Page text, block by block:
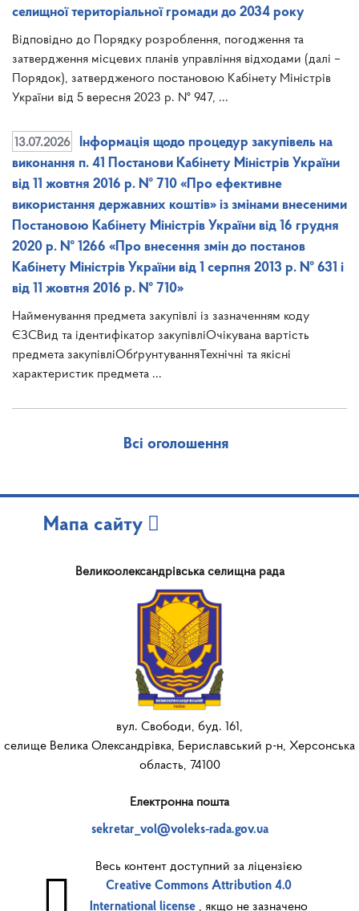
селищної територіальної громади до 2034 року
Відповідно до Порядку розроблення, погодження та
затвердження місцевих планів управління відходами (далі –
Порядок), затвердженого постановою Кабінету Міністрів
України від 5 вересня 2023 р. № 947, ...
13.07.2026
Інформація щодо процедур закупівель на
виконання п. 41 Постанови Кабінету Міністрів України
від 11 жовтня 2016 р. № 710 «Про ефективне
використання державних коштів» із змінами внесеними
Постановою Кабінету Міністрів України від 16 грудня
2020 р. № 1266 «Про внесення змін до постанов
Кабінету Міністрів України від 1 серпня 2013 р. № 631 і
від 11 жовтня 2016 р. № 710»
Найменування предмета закупівлі із зазначенням коду
ЄЗСВид та ідентифікатор закупівліОчікувана вартість
предмета закупівліОбґрунтуванняТехнічні та якісні
характеристик предмета ...
Всі оголошення
Мапа сайту
Великоолександрівська селищна рада
вул. Свободи, буд. 161,
селище Велика Олександрівка, Бериславський р-н, Херсонська
область, 74100
Електронна пошта
sekretar_vol@voleks-rada.gov.ua
Весь контент доступний за ліцензією
Creative Commons Attribution 4.0
International license
, якщо не зазначено